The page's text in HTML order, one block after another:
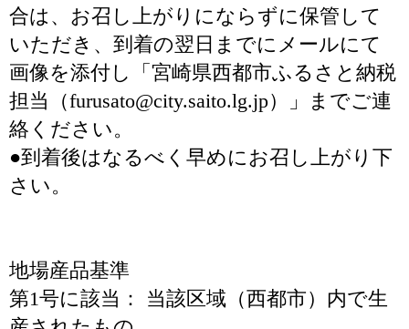
合は、お召し上がりにならずに保管して
いただき、到着の翌日までにメールにて
画像を添付し「宮崎県西都市ふるさと納税
担当（furusato@city.saito.lg.jp）」までご連
絡ください。
●到着後はなるべく早めにお召し上がり下
さい。
地場産品基準
第1号に該当： 当該区域（西都市）内で生